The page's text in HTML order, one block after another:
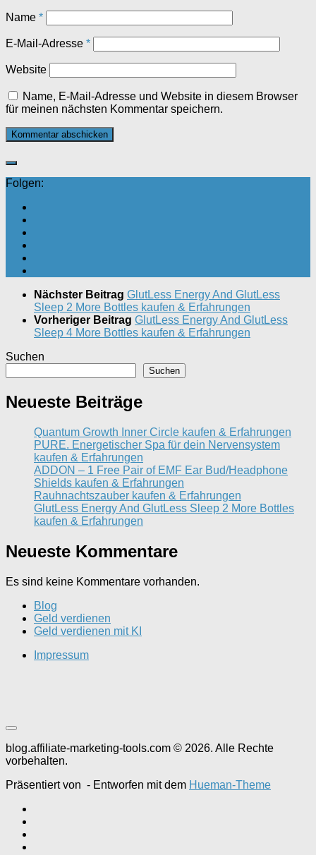
Name *
E-Mail-Adresse *
Website
Name, E-Mail-Adresse und Website in diesem Browser
für meinen nächsten Kommentar speichern.
Folgen:
Nächster Beitrag GlutLess Energy And GlutLess
Sleep 2 More Bottles kaufen & Erfahrungen
Vorheriger Beitrag GlutLess Energy And GlutLess
Sleep 4 More Bottles kaufen & Erfahrungen
Suchen
Suchen
Neueste Beiträge
Quantum Growth Inner Circle kaufen & Erfahrungen
PURE. Energetischer Spa für dein Nervensystem
kaufen & Erfahrungen
ADDON – 1 Free Pair of EMF Ear Bud/Headphone
Shields kaufen & Erfahrungen
Rauhnachtszauber kaufen & Erfahrungen
GlutLess Energy And GlutLess Sleep 2 More Bottles
kaufen & Erfahrungen
Neueste Kommentare
Es sind keine Kommentare vorhanden.
Blog
Geld verdienen
Geld verdienen mit KI
Impressum
blog.affiliate-marketing-tools.com © 2026. Alle Rechte
vorbehalten.
Präsentiert von - Entworfen mit dem Hueman-Theme